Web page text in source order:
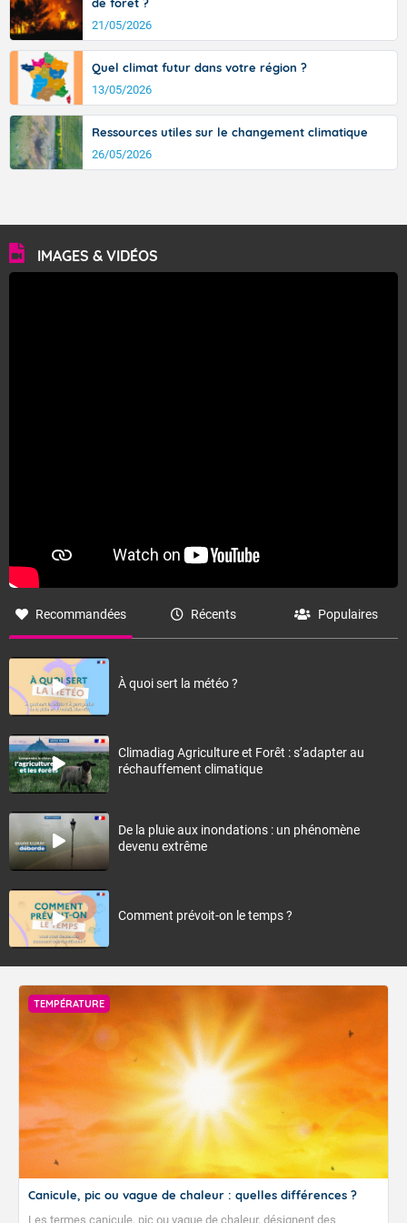
21/05/2026
Quel climat futur dans votre région ?
13/05/2026
Ressources utiles sur le changement climatique
26/05/2026
IMAGES & VIDÉOS
Recommandées Récents Populaires
À quoi sert la météo ?
Climadiag Agriculture et Forêt : s’adapter au
réchauffement climatique
De la pluie aux inondations : un phénomène
devenu extrême
Comment prévoit-on le temps ?
TEMPÉRATURE
Canicule, pic ou vague de chaleur : quelles différences ?
Les termes canicule, pic ou vague de chaleur, désignent des